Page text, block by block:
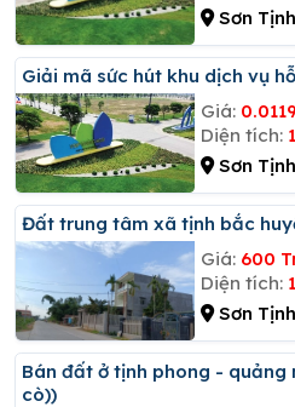
Sơn
Giải mã sức hút khu dịch vụ
Giá:
Diện tích:
Sơn
đất trung tâm xã tịnh bắc
Giá: 600
Diện tích:
Sơn
Bán đất ở tịnh phong - quảng ngãi- giá rẻ (không qua
cò))